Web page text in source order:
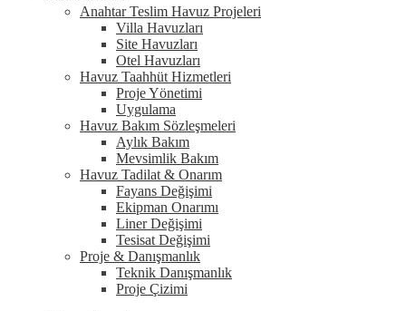
Anahtar Teslim Havuz Projeleri
Villa Havuzları
Site Havuzları
Otel Havuzları
Havuz Taahhüt Hizmetleri
Proje Yönetimi
Uygulama
Havuz Bakım Sözleşmeleri
Aylık Bakım
Mevsimlik Bakım
Havuz Tadilat & Onarım
Fayans Değişimi
Ekipman Onarımı
Liner Değişimi
Tesisat Değişimi
Proje & Danışmanlık
Teknik Danışmanlık
Proje Çizimi